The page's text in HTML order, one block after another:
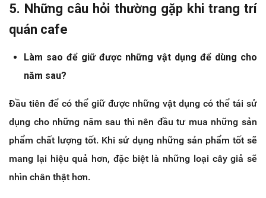
5. Những câu hỏi thường gặp khi trang trí
quán cafe
Làm sao để giữ được những vật dụng để dùng cho
năm sau?
Đầu tiên để có thể giữ được những vật dụng có thể tái sử
dụng cho những năm sau thì nên đầu tư mua những sản
phẩm chất lượng tốt. Khi sử dụng những sản phẩm tốt sẽ
mang lại hiệu quả hơn, đặc biệt là những loại cây giả sẽ
nhìn chân thật hơn.